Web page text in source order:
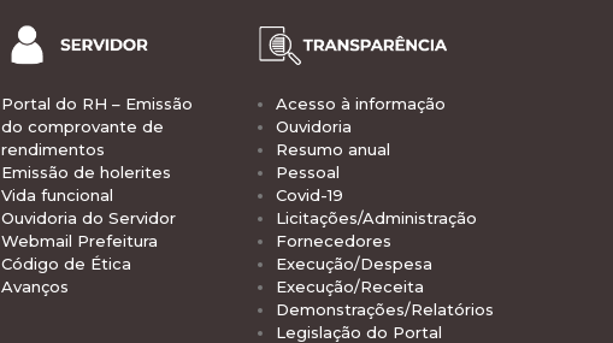
Portal do RH – Emissão
do comprovante de
rendimentos
Emissão de holerites
Vida funcional
Ouvidoria do Servidor
Webmail Prefeitura
Código de Ética
Avanços
Acesso à informação
Ouvidoria
Resumo anual
Pessoal
Covid-19
Licitações/Administração
Fornecedores
Execução/Despesa
Execução/Receita
Demonstrações/Relatórios
Legislação do Portal